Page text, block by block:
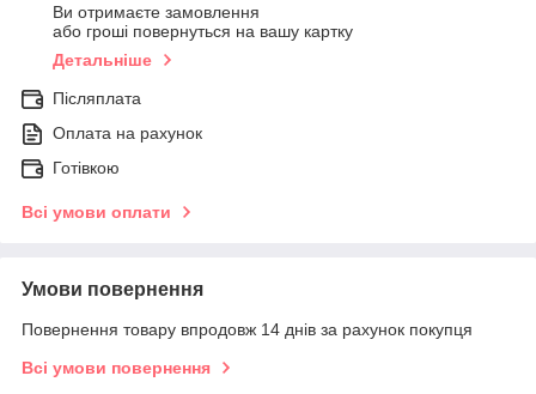
Ви отримаєте замовлення
або гроші повернуться на вашу картку
Детальніше
Післяплата
Оплата на рахунок
Готівкою
Всі умови оплати
Умови повернення
Повернення товару впродовж 14 днів за рахунок покупця
Всі умови повернення